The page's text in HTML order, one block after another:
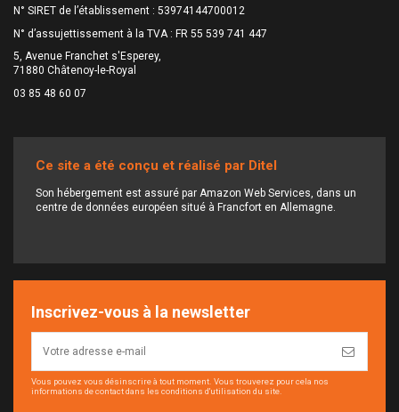
N° SIRET de l’établissement : 53974144700012
N° d’assujettissement à la TVA : FR 55 539 741 447
5, Avenue Franchet s'Esperey,
71880 Châtenoy-le-Royal
03 85 48 60 07
Ce site a été conçu et réalisé par Ditel
Son hébergement est assuré par Amazon Web Services, dans un
centre de données européen situé à Francfort en Allemagne.
Inscrivez-vous à la newsletter
Vous pouvez vous désinscrire à tout moment. Vous trouverez pour cela nos
informations de contact dans les conditions d'utilisation du site.